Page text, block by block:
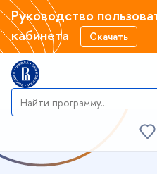
Руководство
кабинета
Скачать